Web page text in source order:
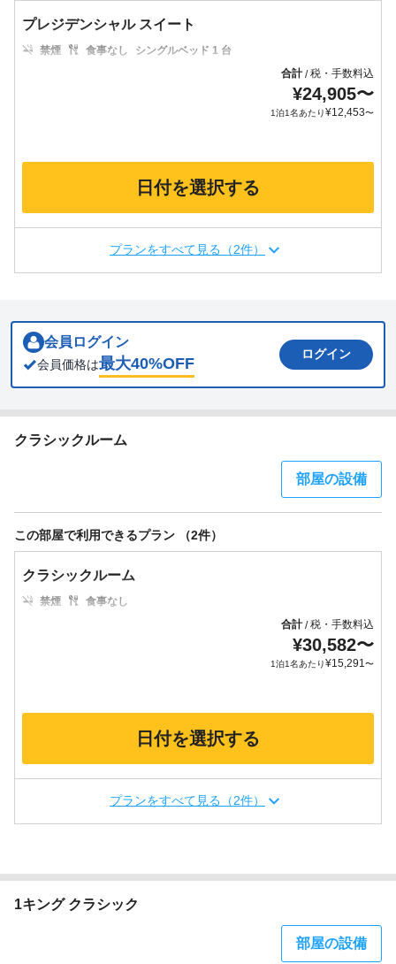
プレジデンシャル スイート
禁煙 食事なし
シングルベッド 1 台
合計/税・手数料込
¥24,905〜
1泊1名あたり¥12,453〜
日付を選択する
プランをすべて見る（2件）
会員ログイン
会員価格は最大40%OFF
ログイン
クラシックルーム
部屋の設備
この部屋で利用できるプラン （2件）
クラシックルーム
禁煙
食事なし
合計/税・手数料込
¥30,582〜
1泊1名あたり¥15,291〜
日付を選択する
プランをすべて見る（2件）
1キング クラシック
部屋の設備